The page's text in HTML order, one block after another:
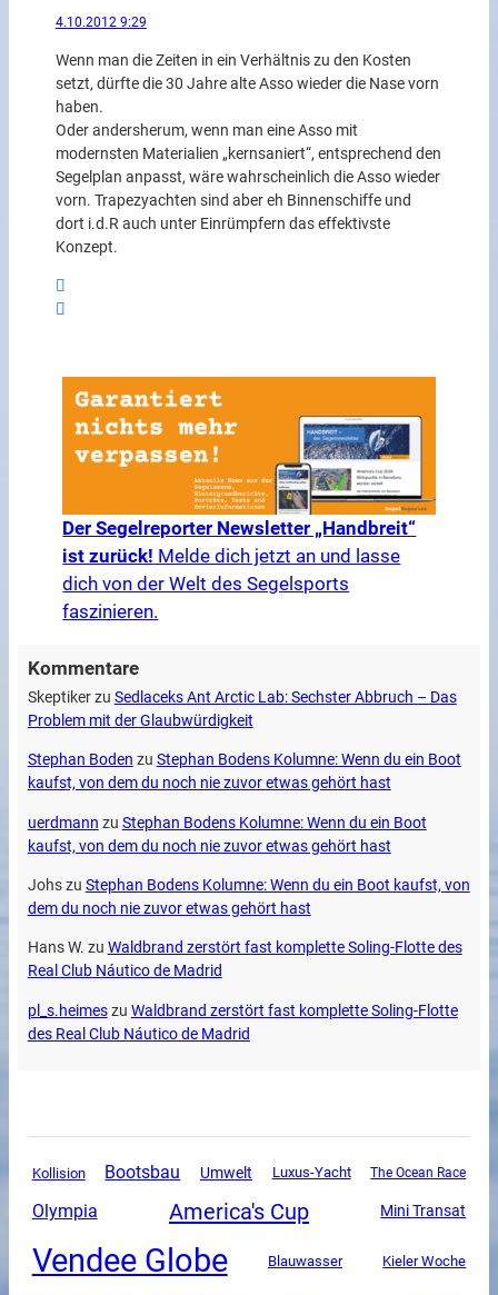
4.10.2012 9:29
Wenn man die Zeiten in ein Verhältnis zu den Kosten
setzt, dürfte die 30 Jahre alte Asso wieder die Nase vorn
haben.
Oder andersherum, wenn man eine Asso mit
modernsten Materialien „kernsaniert“, entsprechend den
Segelplan anpasst, wäre wahrscheinlich die Asso wieder
vorn. Trapezyachten sind aber eh Binnenschiffe und
dort i.d.R auch unter Einrümpfern das effektivste
Konzept.
Der Segelreporter Newsletter „Handbreit“
ist zurück! Melde dich jetzt an und lasse
dich von der Welt des Segelsports
faszinieren.
Kommentare
Skeptikerzu Sedlaceks Ant Arctic Lab: Sechster Abbruch – Das
Problem mit der Glaubwürdigkeit
Stephan Boden zu Stephan Bodens Kolumne: Wenn du ein Boot
kaufst, von dem du noch nie zuvor etwas gehört hast
uerdmann zu Stephan Bodens Kolumne: Wenn du ein Boot
kaufst, von dem du noch nie zuvor etwas gehört hast
Johszu Stephan Bodens Kolumne: Wenn du ein Boot kaufst, von
dem du noch nie zuvor etwas gehört hast
Hans W. zu Waldbrand zerstört fast komplette Soling-Flotte des
Real Club Náutico de Madrid
pl_s.heimeszu Waldbrand zerstört fast komplette Soling-Flotte
des Real Club Náutico de Madrid
Kollision Bootsbau Umwelt Luxus-Yacht The Ocean Race
Olympia America's Cup Mini Transat
Vendee Globe Blauwasser Kieler Woche